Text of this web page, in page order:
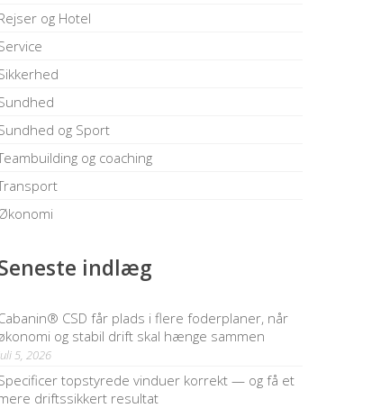
og Hotel
og Sport
og coaching
indlæg
CSD får plads i flere foderplaner, når
og stabil drift skal hænge sammen
5, 2026
topstyrede vinduer korrekt — og få et
driftssikkert resultat